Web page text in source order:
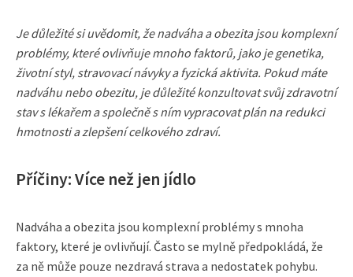
Je důležité si uvědomit, že nadváha a obezita jsou komplexní
problémy, které ovlivňuje mnoho faktorů, jako je genetika,
životní styl, stravovací návyky a fyzická aktivita. Pokud máte
nadváhu nebo obezitu, je důležité konzultovat svůj zdravotní
stav s lékařem a společně s ním vypracovat plán na redukci
hmotnosti a zlepšení celkového zdraví.
Příčiny: Více než jen jídlo
Nadváha a obezita jsou komplexní problémy s mnoha
faktory, které je ovlivňují. Často se mylně předpokládá, že
za ně může pouze nezdravá strava a nedostatek pohybu.